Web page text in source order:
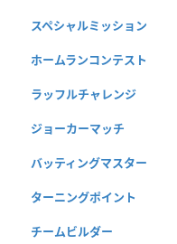
スペシャルミッション
ホームランコンテスト
ラッフルチャレンジ
ジョーカーマッチ
バッティングマスター
ターニングポイント
チームビルダー